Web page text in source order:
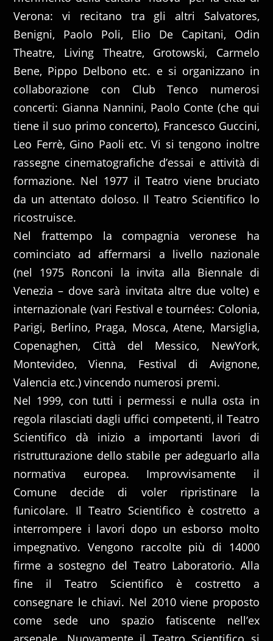
Verona: vi recitano tra gli altri Salvatores,
Benigni, Paolo Poli, Elio De Capitani, Odin
Theatre, Living Theatre, Grotowski, Carmelo
Bene, Pippo Delbono etc. e si organizzano in
collaborazione con Club Tenco numerosi
concerti: Gianna Nannini, Paolo Conte (che qui
tiene il suo primo concerto), Francesco Guccini,
Leo Ferrè, Gino Paoli etc. Vi si tengono inoltre
rassegne cinematografiche d’essai e attività di
formazione. Nel 1977 il Teatro viene bruciato
da un attentato doloso. Il Teatro Scientifico lo
ricostruisce.
Nel frattempo la compagnia veronese ha
cominciato ad affermarsi a livello nazionale
(nel 1975 Ronconi la invita alla Biennale di
Venezia – dove sarà invitata altre due volte) e
internazionale (vari Festival e tournées: Colonia,
Parigi, Berlino, Praga, Mosca, Atene, Marsiglia,
Copenaghen, Città del Messico, NewYork,
Montevideo, Vienna, Festival di Avignone,
Valencia etc.) vincendo numerosi premi.
Nel 1999, con tutti i permessi e nulla osta in
regola rilasciati dagli uffici competenti, il Teatro
Scientifico dà inizio a importanti lavori di
ristrutturazione dello stabile per adeguarlo alla
normativa europea. Improvvisamente il
Comune decide di voler ripristinare la
funicolare. Il Teatro Scientifico è costretto a
interrompere i lavori dopo un esborso molto
impegnativo. Vengono raccolte più di 14000
firme a sostegno del Teatro Laboratorio. Alla
fine il Teatro Scientifico è costretto a
consegnare le chiavi. Nel 2010 viene proposto
come sede uno spazio fatiscente nell’ex